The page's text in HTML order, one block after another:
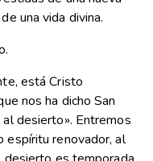
una vida divina.
está Cristo
nos ha dicho San
desierto». Entremos
espíritu renovador, al